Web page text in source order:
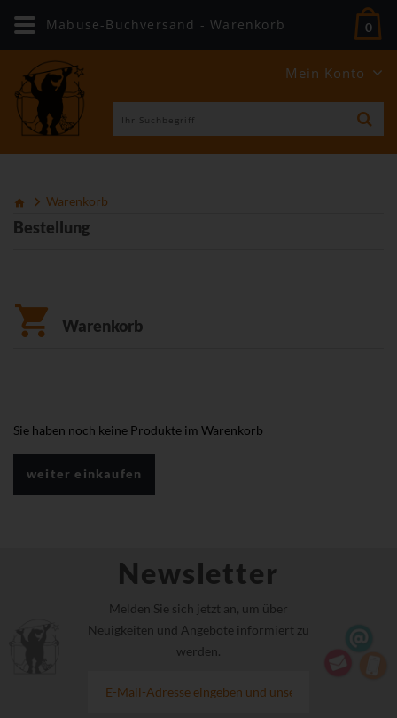
Mein Konto
0
Warenkorb
Bestellung
Warenkorb
Sie haben noch keine Produkte im Warenkorb
weiter einkaufen
Newsletter
Melden Sie sich jetzt an, um über
Neuigkeiten und Angebote informiert zu
werden.
Mabuse-Buchversand - Warenkorb